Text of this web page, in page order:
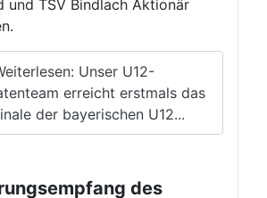
und TSV Bindlach Aktionär
Unser U12-
erreicht erstmals das
der bayerischen U12...
des